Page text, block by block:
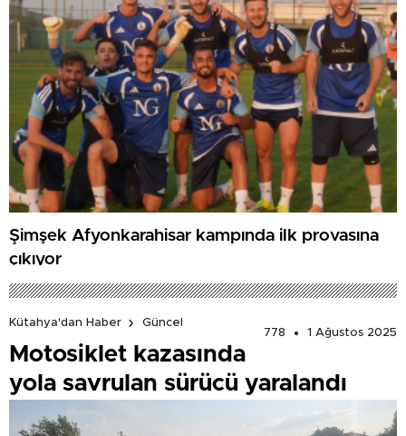
Şimşek Afyonkarahisar kampında ilk provasına
çıkıyor
Kütahya'dan Haber
Güncel
778
1 Ağustos 2025
Motosiklet kazasında
yola savrulan sürücü yaralandı